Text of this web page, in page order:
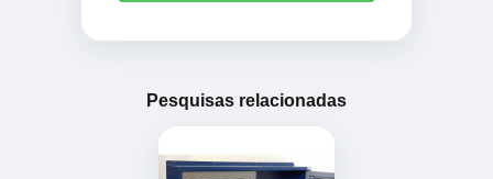
Pesquisas relacionadas